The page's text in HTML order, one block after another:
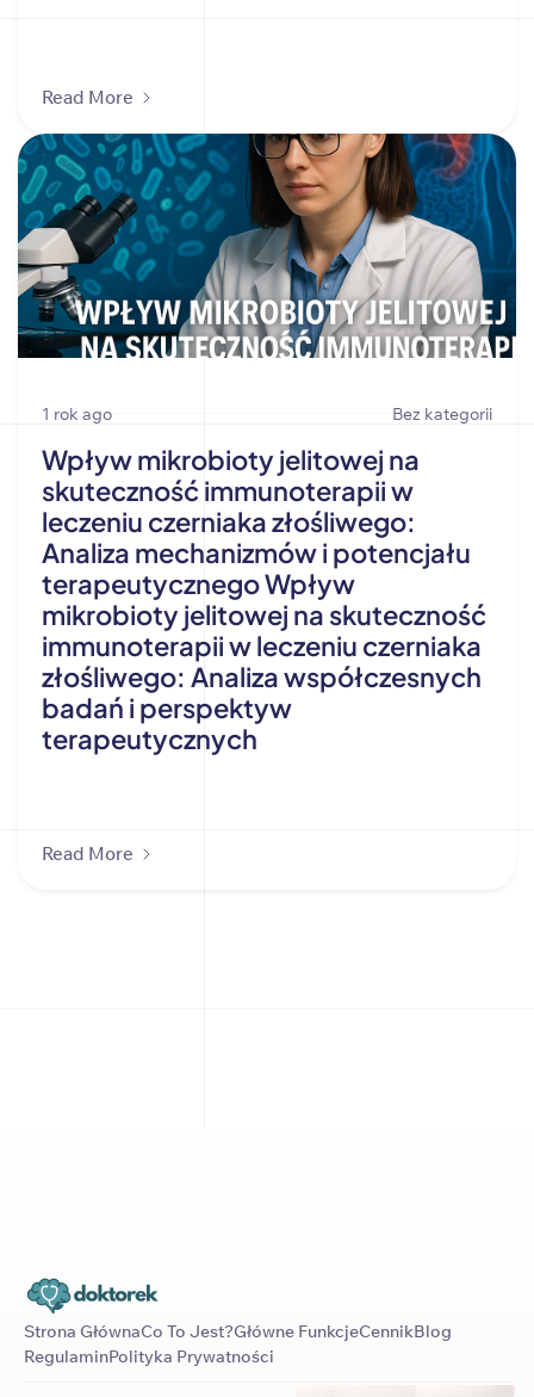
Read More
1 rok ago Bez kategorii
Wpływ mikrobioty jelitowej na
skuteczność immunoterapii w
leczeniu czerniaka złośliwego:
Analiza mechanizmów i potencjału
terapeutycznego Wpływ
mikrobioty jelitowej na skuteczność
immunoterapii w leczeniu czerniaka
złośliwego: Analiza współczesnych
badań i perspektyw
terapeutycznych
Read More
Strona GłównaCo To Jest?Główne FunkcjeCennikBlog
RegulaminPolityka Prywatności